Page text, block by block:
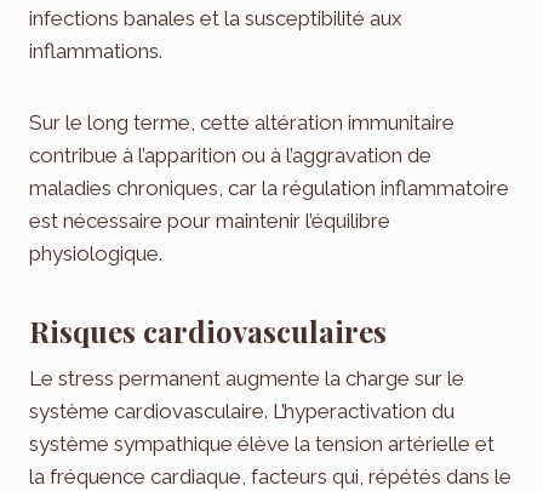
infections banales et la susceptibilité aux
inflammations.
Sur le long terme, cette altération immunitaire
contribue à l’apparition ou à l’aggravation de
maladies chroniques, car la régulation inflammatoire
est nécessaire pour maintenir l’équilibre
physiologique.
Risques cardiovasculaires
Le stress permanent augmente la charge sur le
système cardiovasculaire. L’hyperactivation du
système sympathique élève la tension artérielle et
la fréquence cardiaque, facteurs qui, répétés dans le